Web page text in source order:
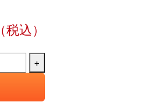
（税込）
+